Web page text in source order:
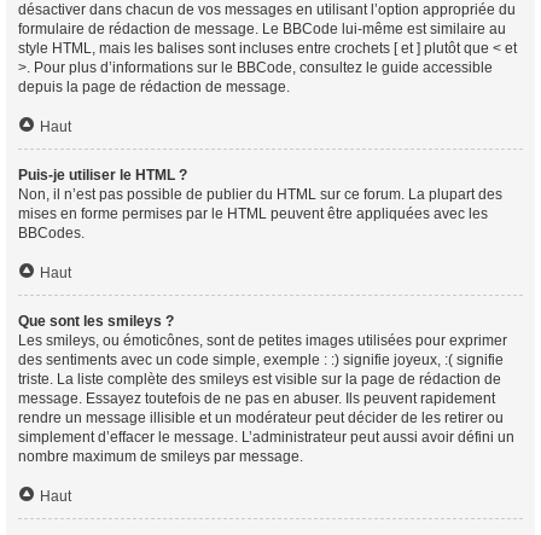
désactiver dans chacun de vos messages en utilisant l’option appropriée du
formulaire de rédaction de message. Le BBCode lui-même est similaire au
style HTML, mais les balises sont incluses entre crochets [ et ] plutôt que < et
>. Pour plus d’informations sur le BBCode, consultez le guide accessible
depuis la page de rédaction de message.
Haut
Puis-je utiliser le HTML ?
Non, il n’est pas possible de publier du HTML sur ce forum. La plupart des
mises en forme permises par le HTML peuvent être appliquées avec les
BBCodes.
Haut
Que sont les smileys ?
Les smileys, ou émoticônes, sont de petites images utilisées pour exprimer
des sentiments avec un code simple, exemple : :) signifie joyeux, :( signifie
triste. La liste complète des smileys est visible sur la page de rédaction de
message. Essayez toutefois de ne pas en abuser. Ils peuvent rapidement
rendre un message illisible et un modérateur peut décider de les retirer ou
simplement d’effacer le message. L’administrateur peut aussi avoir défini un
nombre maximum de smileys par message.
Haut